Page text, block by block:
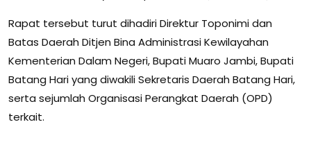
Rapat tersebut turut dihadiri Direktur Toponimi dan
Batas Daerah Ditjen Bina Administrasi Kewilayahan
Kementerian Dalam Negeri, Bupati Muaro Jambi, Bupati
Batang Hari yang diwakili Sekretaris Daerah Batang Hari,
serta sejumlah Organisasi Perangkat Daerah (OPD)
terkait.